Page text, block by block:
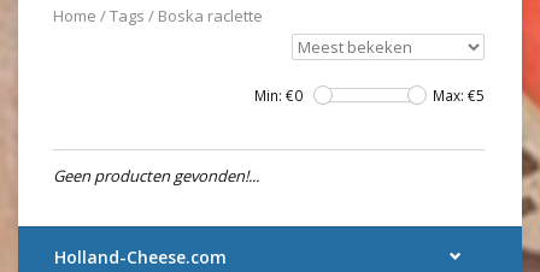
Home /Tags / Boska raclette
Min: €0 Max: €5
Geen producten gevonden!...
Holland-Cheese.com